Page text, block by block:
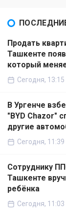
Продать
Ташкенте
который
Сегодня, 13:15
В Ургенче
"BYD Chazor"
другие
Сегодня, 11:39
Сотруднику
Ташкенте
ребёнка
Сегодня, 11:03